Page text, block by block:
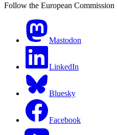
Follow the European Commission
Mastodon
LinkedIn
Bluesky
Facebook